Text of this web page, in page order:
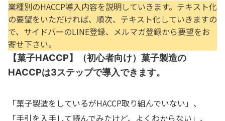
業種別のHACCP導入内容を説明していきます。テキスト化
の要望をいただければ、順次、テキスト化していきますの
で、サイドバーのLINE登録、メルマガ登録から要望をお
寄せ下さい。
【菓子HACCP】（初心者向け）菓子製造の
HACCPは3ステップで導入できます。
「菓子製造をしているがHACCP取り組んでいない」、
「手引を入手して読んでみたけど、よくわからない」、